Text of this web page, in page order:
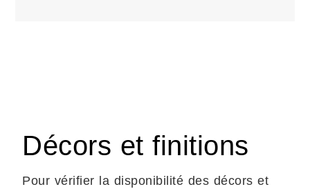
Décors et finitions
Pour vérifier la disponibilité des décors et